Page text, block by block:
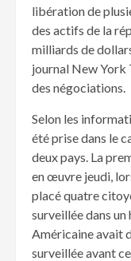
libération de
des actifs de la
milliards de
journal New York
des négociations.
Selon les
été prise dans le
deux pays. La
en œuvre jeudi,
placé quatre
surveillée dans un
Américaine avait
surveillée avant